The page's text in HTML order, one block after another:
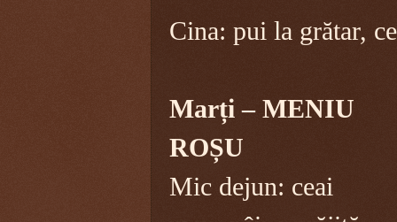
Cina: pui la grătar,
Marți – MENIU
ROȘU
Mic dejun: ceai